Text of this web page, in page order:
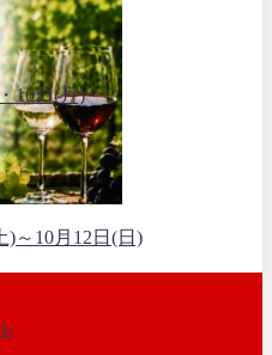
10日(月)
～10月12日(日)